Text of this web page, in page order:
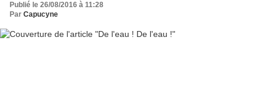
Publié le 26/08/2016 à 11:28
Par Capucyne